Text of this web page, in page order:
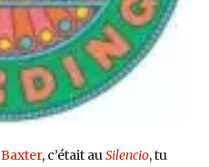
Baxter, c’était auSilencio, tu